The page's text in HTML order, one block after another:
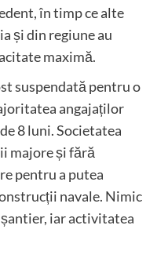
în timp ce alte
și din regiune au
maximă.
suspendată pentru o
angajaților
8 luni. Societatea
majore și fără
pentru a putea
navale. Nimic
iar activitatea